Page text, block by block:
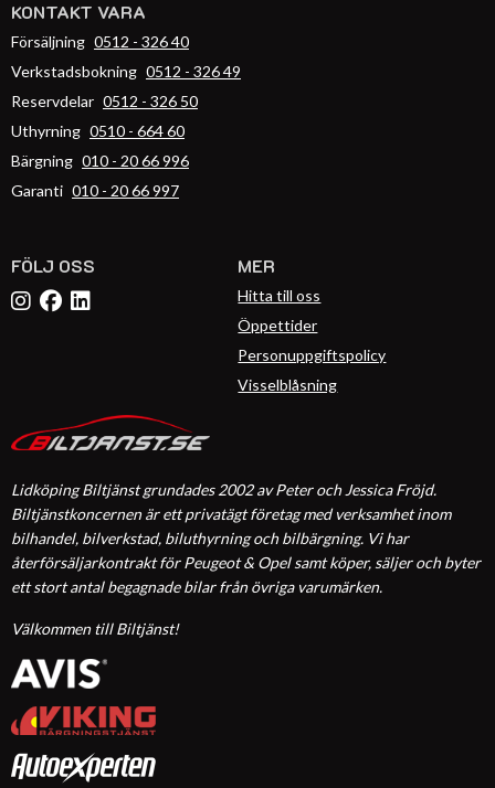
Lidköping Biltjänst grundades 2002 av Peter och Jessica Fröjd.
Biltjänstkoncernen är ett privatägt företag med verksamhet inom
bilhandel, bilverkstad, biluthyrning och bilbärgning. Vi har
återförsäljarkontrakt för Peugeot & Opel samt köper, säljer och byter
ett stort antal begagnade bilar från övriga varumärken.
Välkommen till Biltjänst!
KONTAKT VARA
Försäljning 0512 - 326 40
Verkstadsbokning 0512 - 326 49
Reservdelar 0512 - 326 50
Uthyrning 0510 - 664 60
Bärgning 010 - 20 66 996
Garanti 010 - 20 66 997
FÖLJ OSS MER
Hitta till oss
Öppettider
Personuppgiftspolicy
Visselblåsning